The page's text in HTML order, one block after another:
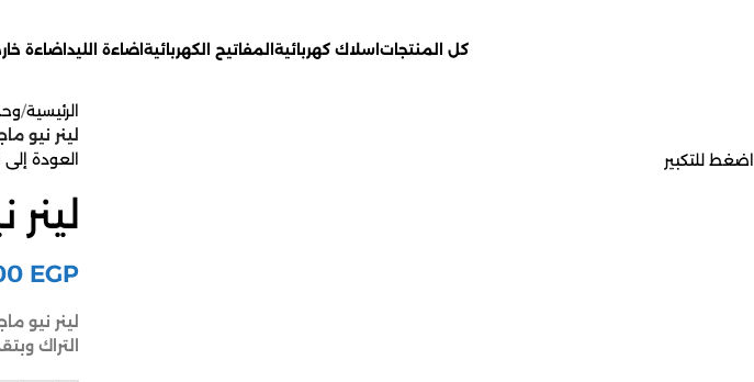
كل المنتجاتاسلاك كهربائيةالمفاتيح الكهربائيةاضاءة الليداضاءة
اضغط للتكبير
الرئيسية
لينر نيو
العودة إلى
لينر
EGP
التراك